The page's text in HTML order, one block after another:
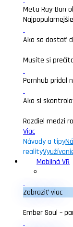
Meta Ray-Ban
Najpopularnejšie
Ako sa dostať
Musíte si
Pornhub pridal
Ako si
Rozdiel medzi
Viac
Návody a tipy
reality
Mobilná VR
Zobraziť viac
Ember Soul –